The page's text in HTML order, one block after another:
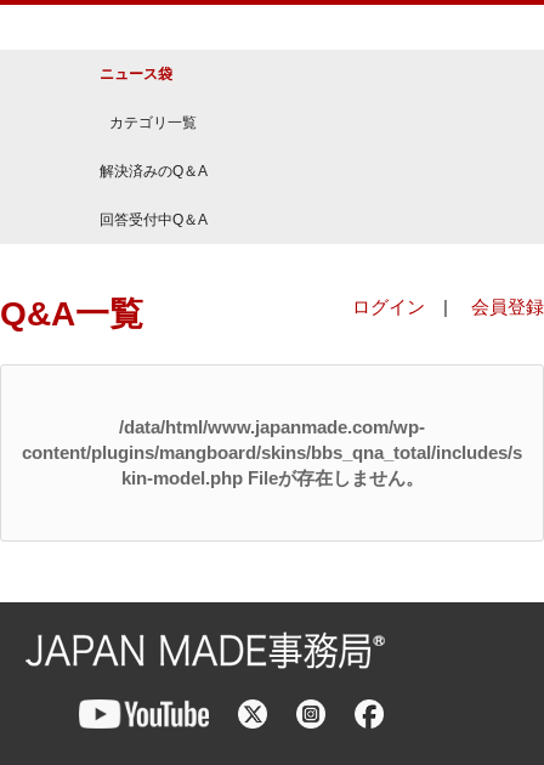
ニュース袋
カテゴリ一覧
解決済みのQ＆A
回答受付中Q＆A
Q&A一覧 ログイン | 会員登録
/data/html/www.japanmade.com/wp-
content/plugins/mangboard/skins/bbs_qna_total/includes/s
kin-model.php Fileが存在しません。